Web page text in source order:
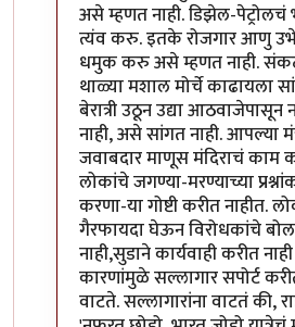
असे म्हणत नाही. डिझेल-
त्यंव करु. इतके रोजगार आणु
धमुक करु असे म्हणत नाही.
थाळ्या मशाल मोर्चे काढायला
बेरात्री उठून उद्या आठवाजेपासून
नाही, असे सांगत नाही. आपल्या
जवाबदार माणूस मंदिराचं
लोकांचे जगण्या-मरण्याच्या
करणा-या गोष्टी करीत नाहीत.
गैरफायदा घेऊन विरोधकांचे
नाही,सुडाने कार्यवाही करीत
कारणांमुळे सल्लागार सपोर्ट
वाटते. सल्लागारांना वाटतं की,